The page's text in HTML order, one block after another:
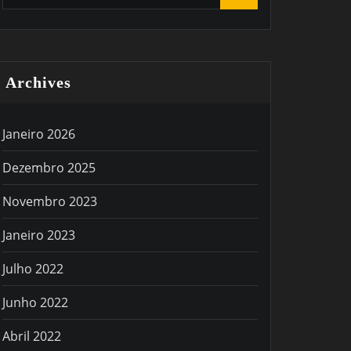
Archives
Janeiro 2026
Dezembro 2025
Novembro 2023
Janeiro 2023
Julho 2022
Junho 2022
Abril 2022